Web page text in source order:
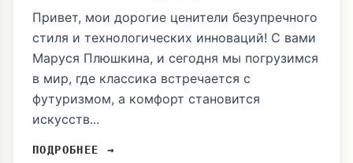
Привет, мои дорогие ценители безупречного
стиля и технологических инноваций! С вами
Маруся Плюшкина, и сегодня мы погрузимся
в мир, где классика встречается с
футуризмом, а комфорт становится
искусств...
ПОДРОБНЕЕ →